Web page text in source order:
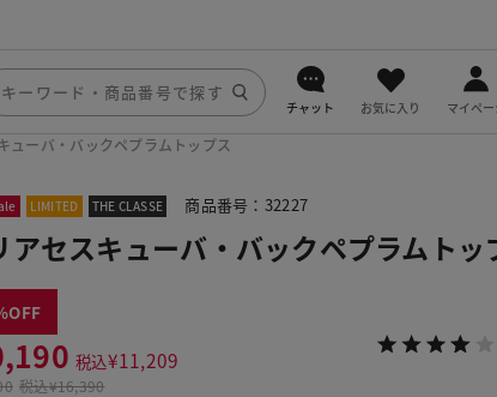
チャット お気に入り マイペー
ューバ・バックペプラムトップス
LIMITED THE CLASSE 商品番号：32227
アセスキューバ・バックペプラムトッ
税込¥11,209
税込¥16,390